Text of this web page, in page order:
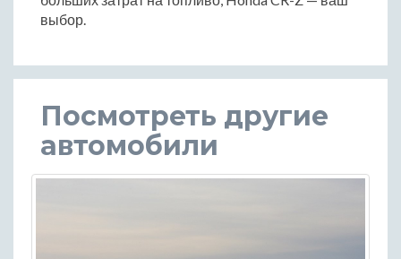
выбор.
Посмотреть другие
автомобили